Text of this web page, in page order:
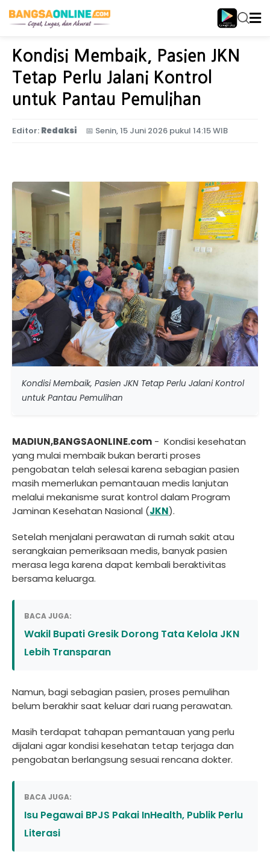
Home Jawa Timur
Kondisi Membaik, Pasien JKN
Tetap Perlu Jalani Kontrol
untuk Pantau Pemulihan
Editor: Redaksi 📅 Senin, 15 Juni 2026 pukul 14:15 WIB
Kondisi Membaik, Pasien JKN Tetap Perlu Jalani Kontrol
untuk Pantau Pemulihan
MADIUN,BANGSAONLINE.com - Kondisi kesehatan
yang mulai membaik bukan berarti proses
pengobatan telah selesai karena sebagian pasien
masih memerlukan pemantauan medis lanjutan
melalui mekanisme surat kontrol dalam Program
Jaminan Kesehatan Nasional (JKN).
Setelah menjalani perawatan di rumah sakit atau
serangkaian pemeriksaan medis, banyak pasien
merasa lega karena dapat kembali beraktivitas
bersama keluarga.
BACA JUGA:
Wakil Bupati Gresik Dorong Tata Kelola JKN
Lebih Transparan
Namun, bagi sebagian pasien, proses pemulihan
belum berakhir saat keluar dari ruang perawatan.
Masih terdapat tahapan pemantauan yang perlu
dijalani agar kondisi kesehatan tetap terjaga dan
pengobatan berlangsung sesuai rencana dokter.
BACA JUGA:
Isu Pegawai BPJS Pakai InHealth, Publik Perlu
Literasi